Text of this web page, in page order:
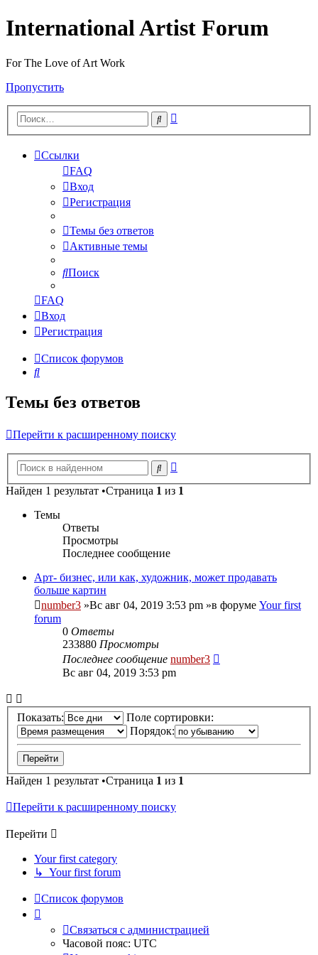
International Artist Forum
For The Love of Art Work
Пропустить
Поиск
Ссылки
FAQ
Вход
Регистрация
Темы без ответов
Активные темы
Поиск
FAQ
Вход
Регистрация
Список форумов
Поиск
Темы без ответов
Перейти к расширенному поиску
Поиск
Найден 1 результат •Страница 1 из 1
Темы
Ответы
Просмотры
Последнее сообщение
Арт- бизнес, или как, художник, может продавать
больше картин
number3 »Вс авг 04, 2019 3:53 pm »в форуме Your first
forum
0 Ответы
233880 Просмотры
Последнее сообщение number3
Вс авг 04, 2019 3:53 pm
Показать:
Поле сортировки:
Порядок:
Найден 1 результат •Страница 1 из 1
Перейти к расширенному поиску
Перейти
Your first category
↳ Your first forum
Список форумов
Связаться с администрацией
Часовой пояс: UTC